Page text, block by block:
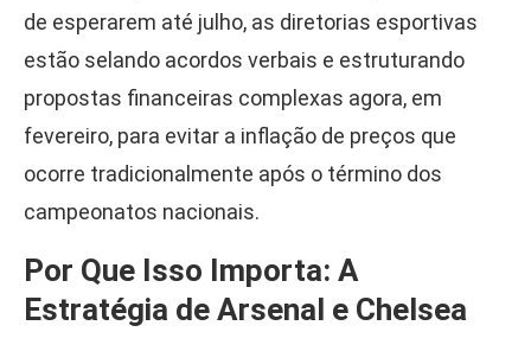
de esperarem até julho, as diretorias esportivas
estão selando acordos verbais e estruturando
propostas financeiras complexas agora, em
fevereiro, para evitar a inflação de preços que
ocorre tradicionalmente após o término dos
campeonatos nacionais.
Por Que Isso Importa: A
Estratégia de Arsenal e Chelsea